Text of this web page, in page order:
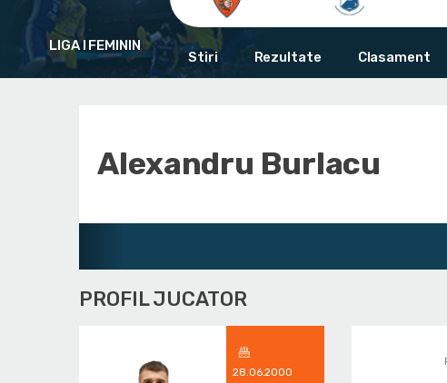
LIGA I FEMININ
Stiri Rezultate Clasament
Alexandru Burlacu
PROFIL JUCATOR
28.06.2000